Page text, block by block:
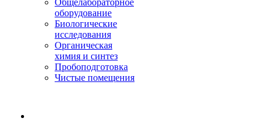
Общелабораторное
оборудование
Биологические
исследования
Органическая
химия и синтез
Пробоподготовка
Чистые помещения